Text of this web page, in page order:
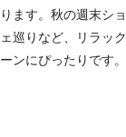
ます。秋の週末シ
巡りなど、リラッ
ンにぴったりです。